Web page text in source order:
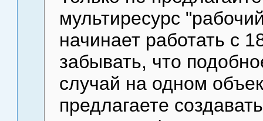
мультиресурс
начинает работать с
забывать, что
случай на одном
предлагаете